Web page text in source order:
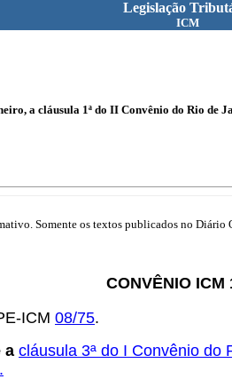
Legislação
ICM
a cláusula 1ª do II Convênio do Rio de
Somente os textos publicados no
CONVÊNIO ICM
ICM 08/75.
a cláusula 3ª do I Convênio do